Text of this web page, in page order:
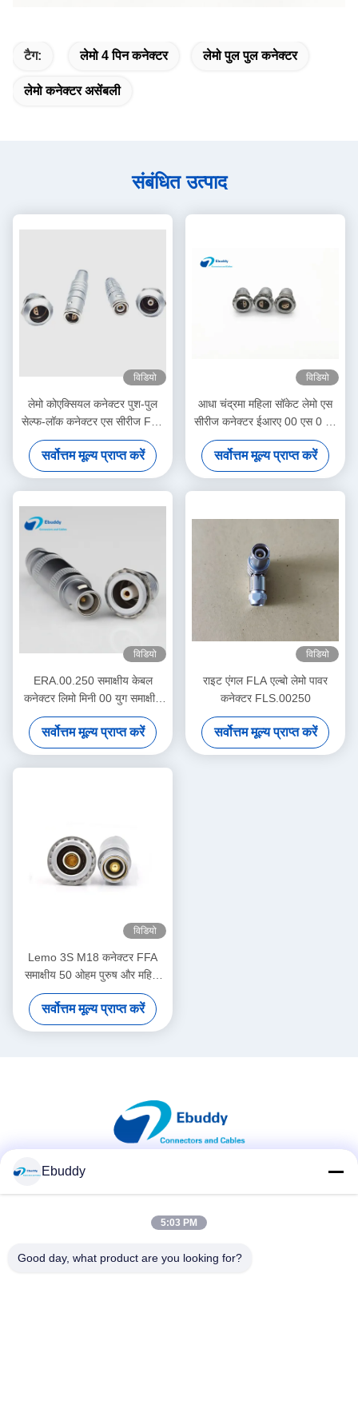
टैग: लेमो 4 पिन कनेक्टर लेमो पुल पुल कनेक्टर
लेमो कनेक्टर असेंबली
संबंधित उत्पाद
विडियो
लेमो कोएक्सियल कनेक्टर पुश-पुल
सेल्फ-लॉक कनेक्टर एस सीरीज FFA
ERA 2- 8 पिन
सर्वोत्तम मूल्य प्राप्त करें
विडियो
आधा चंद्रमा महिला सॉकेट लेमो एस
सीरीज कनेक्टर ईआरए 00 एस 0 एस
1 एस 50 आईपी रेटिंग
सर्वोत्तम मूल्य प्राप्त करें
विडियो
ERA.00.250 समाक्षीय केबल
कनेक्टर लिमो मिनी 00 युग समाक्षीय
महिला सॉकेट
सर्वोत्तम मूल्य प्राप्त करें
विडियो
राइट एंगल FLA एल्बो लेमो पावर
कनेक्टर FLS.00250
सर्वोत्तम मूल्य प्राप्त करें
विडियो
Lemo 3S M18 कनेक्टर FFA
समाक्षीय 50 ओहम पुरुष और महिला
कनेक्टर FFA.3S.250
सर्वोत्तम मूल्य प्राप्त करें
त्वरित संपर्क
Ebuddy
5:03 PM
Good day, what product are you looking for?